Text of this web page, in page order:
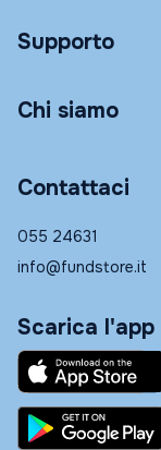
Supporto
Chi siamo
Contattaci
055 24631
info@fundstore.it
Scarica l'app